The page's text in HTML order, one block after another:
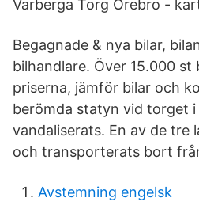
Varberga Torg Örebro -
Begagnade & nya bilar,
bilhandlare. Över 15.000 st
priserna, jämför bilar och
berömda statyn vid torget i
vandaliserats. En av de tre
och transporterats bort
Avstemning engelsk